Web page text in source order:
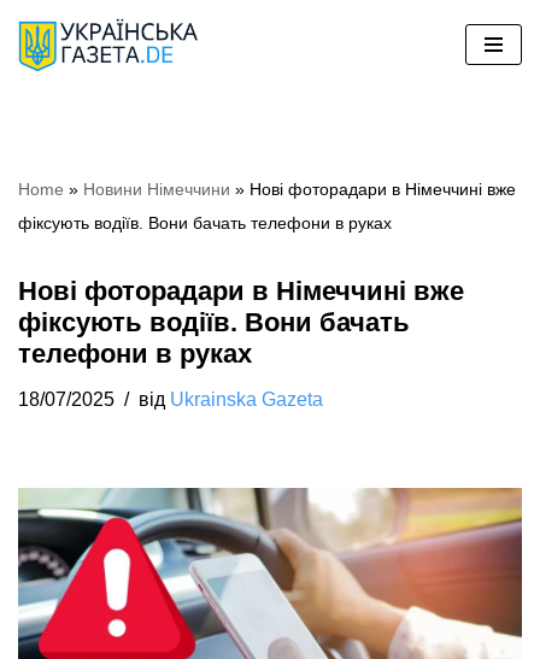
Перейти
Home » Новини Німеччини » Нові фоторадари в Німеччині вже
фіксують водіїв. Вони бачать телефони в руках
Нові фоторадари в Німеччині вже
фіксують водіїв. Вони бачать
телефони в руках
18/07/2025 від Ukrainska Gazeta